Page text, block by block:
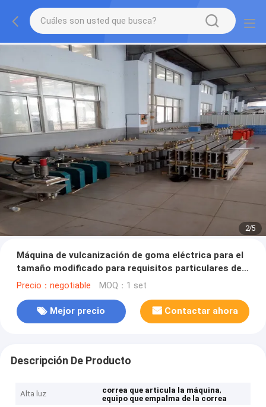
2/5
Máquina de vulcanización de goma eléctrica para el
tamaño modificado para requisitos particulares de
la banda transportadora
Precio：negotiable MOQ：1 set
Mejor precio Contactar ahora
Descripción De Producto
Alta luz correa que articula la máquina,
equipo que empalma de la correa